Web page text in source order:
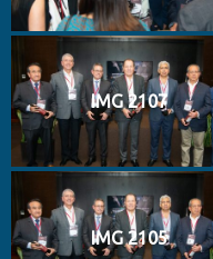
IMG 2107
IMG 2105